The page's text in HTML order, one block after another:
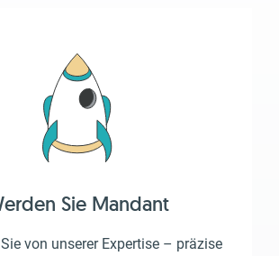
Sie Mandant
von unserer Expertise – präzise